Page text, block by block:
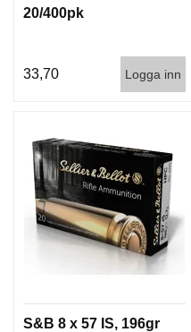
20/400pk
33,70 Logga inn
S&B 8 x 57 IS, 196gr